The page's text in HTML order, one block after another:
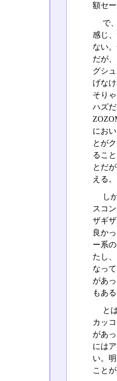
額セー
で
感じ
ない
だが
グシ
げな
そり
ハズ
にお
とが
るこ
とだ
える。
し
スコ
ザギ
良か
ー系
たし
なっ
があ
もある
と
カッ
があ
には
い。
こと